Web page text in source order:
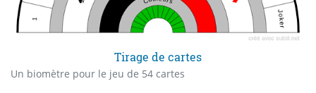
Tirage de cartes
Un biomètre pour le jeu de 54 cartes